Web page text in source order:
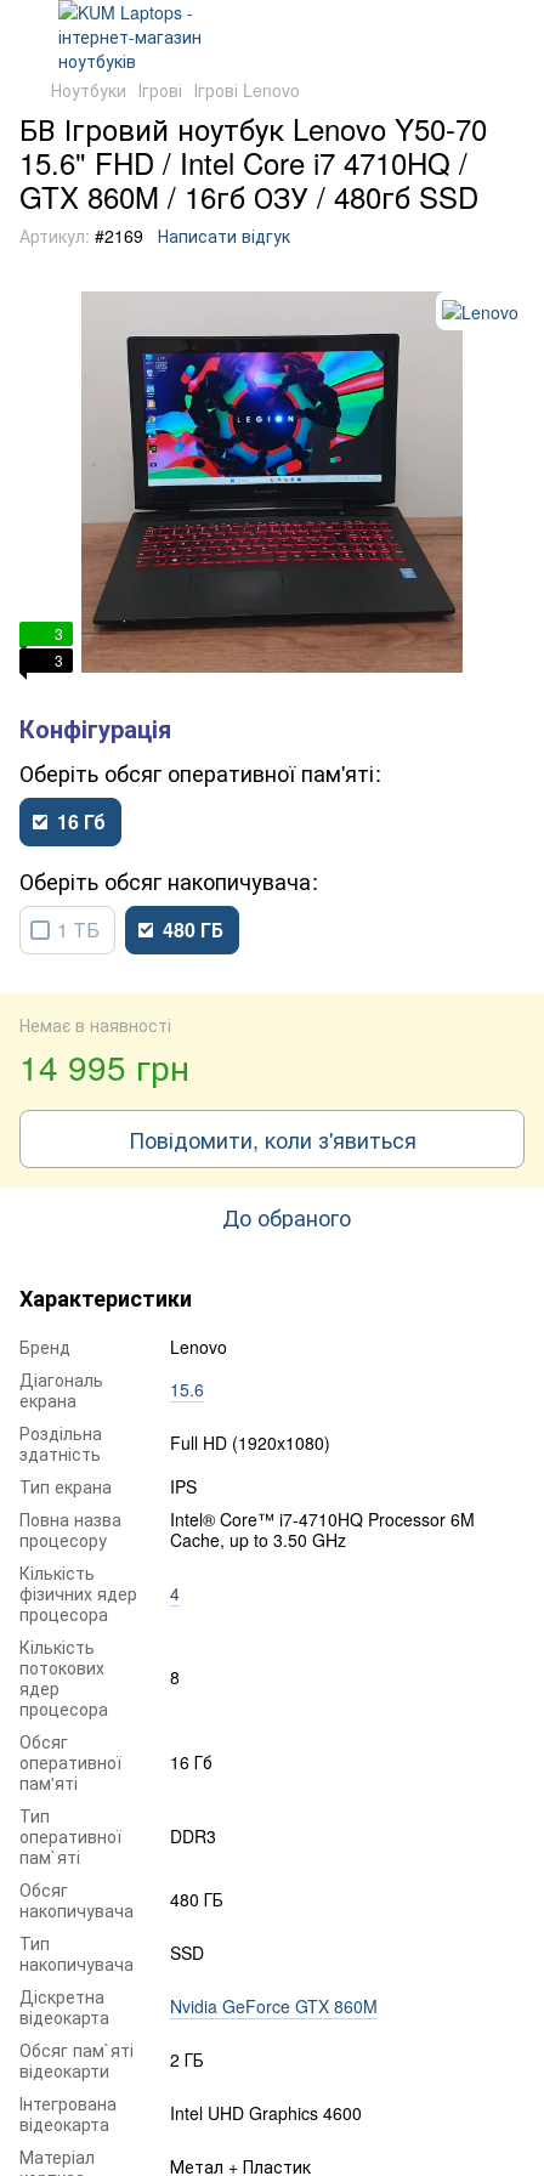
Ноутбуки Ігрові Ігрові Lenovo
БВ Ігровий ноутбук Lenovo Y50-70
15.6" FHD / Intel Core i7 4710HQ /
GTX 860M / 16гб ОЗУ / 480гб SSD
Артикул: #2169 Написати відгук
3
3
обсяг оперативної пам'яті
16 Гб
обсяг накопичувача
1 ТБ 480 ГБ
Немає в наявності
14 995 грн
Повідомити, коли з'явиться
До обраного
Характеристики
Бренд
Lenovo
Діагональ
екрана
15.6
Роздільна
здатність
Full HD (1920x1080)
Тип екрана
IPS
Повна назва
процесору
Intel® Core™ i7-4710HQ Processor 6M
Cache, up to 3.50 GHz
Кількість
фізичних ядер
процесора
4
Кількість
потокових
ядер
процесора
8
Обсяг
оперативної
пам'яті
16 Гб
Тип
оперативної
пам`яті
DDR3
Обсяг
накопичувача
480 ГБ
Тип
накопичувача
SSD
Діскретна
відеокарта
Nvidia GeForce GTX 860M
Обсяг пам`яті
відеокарти
2 ГБ
Інтегрована
відеокарта
Intel UHD Graphics 4600
Матеріал
Метал + Пластик